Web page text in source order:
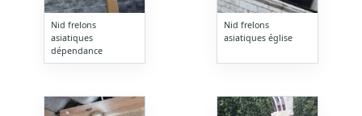
Nid frelons
asiatiques
dépendance
Nid frelons
asiatiques église